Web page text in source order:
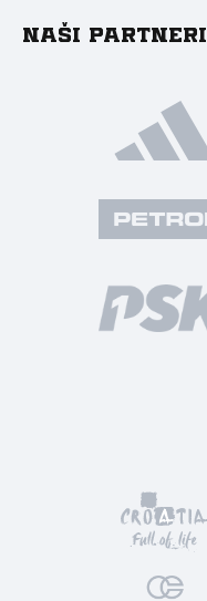
Naši partneri